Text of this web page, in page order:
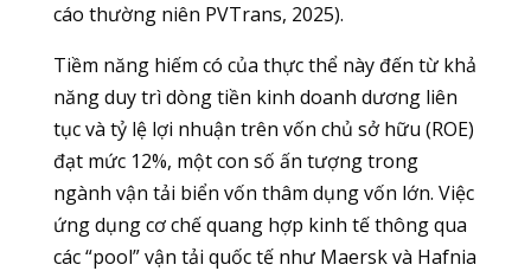
cáo thường niên PVTrans, 2025).
Tiềm năng hiếm có của thực thể này đến từ khả
năng duy trì dòng tiền kinh doanh dương liên
tục và tỷ lệ lợi nhuận trên vốn chủ sở hữu (ROE)
đạt mức 12%, một con số ấn tượng trong
ngành vận tải biển vốn thâm dụng vốn lớn. Việc
ứng dụng cơ chế quang hợp kinh tế thông qua
các “pool” vận tải quốc tế như Maersk và Hafnia